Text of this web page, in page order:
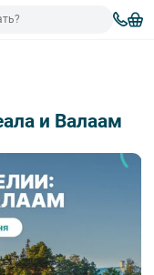
и Валаам